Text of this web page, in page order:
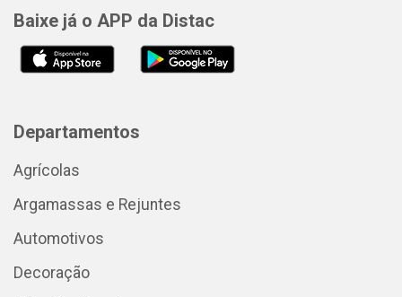
Baixe já o APP da Distac
Departamentos
Agrícolas
Argamassas e Rejuntes
Automotivos
Decoração